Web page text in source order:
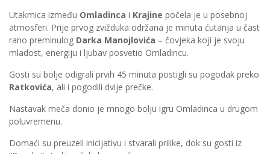
Utakmica između Omladinca i Krajine počela je u posebnoj
atmosferi. Prije prvog zvižduka održana je minuta ćutanja u čast
rano preminulog Darka Manojlovića – čovjeka koji je svoju
mladost, energiju i ljubav posvetio Omladincu.
Gosti su bolje odigrali prvih 45 minuta postigli su pogodak preko
Ratkovića, ali i pogodili dvije prečke.
Nastavak meča donio je mnogo bolju igru Omladinca u drugom
poluvremenu.
Domaći su preuzeli inicijativu i stvarali prilike, dok su gosti iz